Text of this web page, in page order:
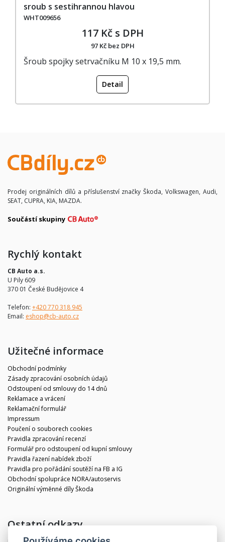
sroub s sestihrannou hlavou
WHT009656
117 Kč s DPH
97 Kč bez DPH
Šroub spojky setrvačníku M 10 x 19,5 mm.
Detail
Prodej originálních dílů a příslušenství značky Škoda, Volkswagen, Audi,
SEAT, CUPRA, KIA, MAZDA.
Součástí skupiny
Rychlý kontakt
CB Auto a.s.
U Pily 609
370 01 České Budějovice 4
Telefon: +420 770 318 945
Email: eshop@cb-auto.cz
Užitečné informace
Obchodní podmínky
Zásady zpracování osobních údajů
Odstoupení od smlouvy do 14 dnů
Reklamace a vrácení
Reklamační formulář
Impressum
Poučení o souborech cookies
Pravidla zpracování recenzí
Formulář pro odstoupení od kupní smlouvy
Pravidla řazení nabídek zboží
Pravidla pro pořádání soutěží na FB a IG
Obchodní spolupráce NORA/autoservis
Originální výměnné díly Škoda
Ostatní odkazy